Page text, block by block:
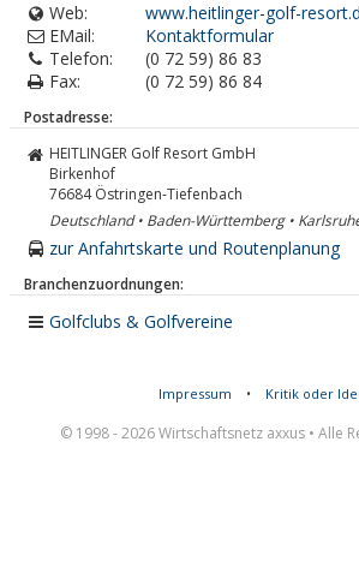
Web:
www.heitlinger-golf-
EMail:
Kontaktformular
Telefon:
(0 72 59) 86 83
Fax:
(0 72 59) 86 84
Postadresse:
HEITLINGER Golf Resort GmbH
Birkenhof
76684 Östringen-Tiefenbach
Deutschland • Baden-Württemberg •
zur Anfahrtskarte und Routenplanung
Branchenzuordnungen:
Golfclubs & Golfvereine
Impressum • Kritik oder
© 1998 - 2026 Wirtschaftsnetz axxus • Alle